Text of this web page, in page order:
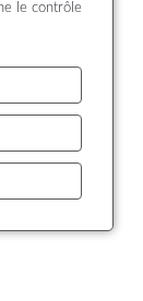
le contrôle